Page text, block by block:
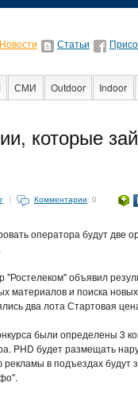
Новости Статьи
СМИ Outdoor Indoor
которые
Комментарии: 0
оператора будут две
"Ростелеком" объявил
материалов и поиска
два лота Стартовая
были определены 3
PHD будет размещать
в подъездах будут